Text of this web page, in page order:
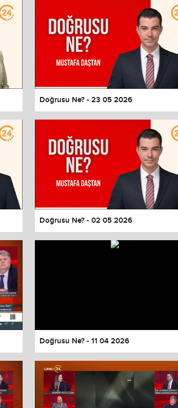
Doğrusu Ne? - 23 05 2026
Doğrusu Ne? - 02 05 2026
Doğrusu Ne? - 11 04 2026